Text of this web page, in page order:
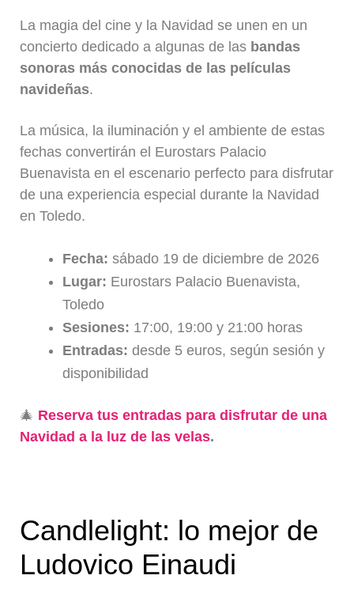
La magia del cine y la Navidad se unen en un
concierto dedicado a algunas de las bandas
sonoras más conocidas de las películas
navideñas.
La música, la iluminación y el ambiente de estas
fechas convertirán el Eurostars Palacio
Buenavista en el escenario perfecto para disfrutar
de una experiencia especial durante la Navidad
en Toledo.
Fecha: sábado 19 de diciembre de 2026
Lugar: Eurostars Palacio Buenavista,
Toledo
Sesiones: 17:00, 19:00 y 21:00 horas
Entradas: desde 5 euros, según sesión y
disponibilidad
🎄 Reserva tus entradas para disfrutar de una
Navidad a la luz de las velas.
Candlelight: lo mejor de
Ludovico Einaudi